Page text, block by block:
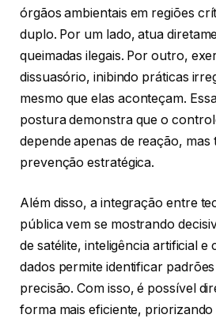
órgãos ambientais em regiões
duplo. Por um lado, atua
queimadas ilegais. Por outro,
dissuasório, inibindo práticas
mesmo que elas aconteçam.
postura demonstra que o
depende apenas de reação, mas
prevenção estratégica.
Além disso, a integração entre
pública vem se mostrando
de satélite, inteligência artificial e
dados permite identificar
precisão. Com isso, é possível
forma mais eficiente,